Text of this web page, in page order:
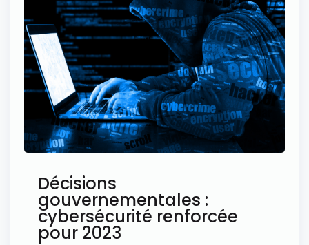
Décisions
gouvernementales :
cybersécurité renforcée
pour 2023